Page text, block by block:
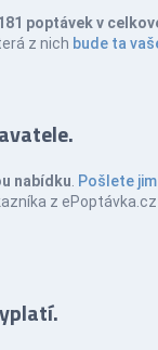
poptávek v
z nich bude ta
nabídku Pošlete jim
z ePoptávka.cz